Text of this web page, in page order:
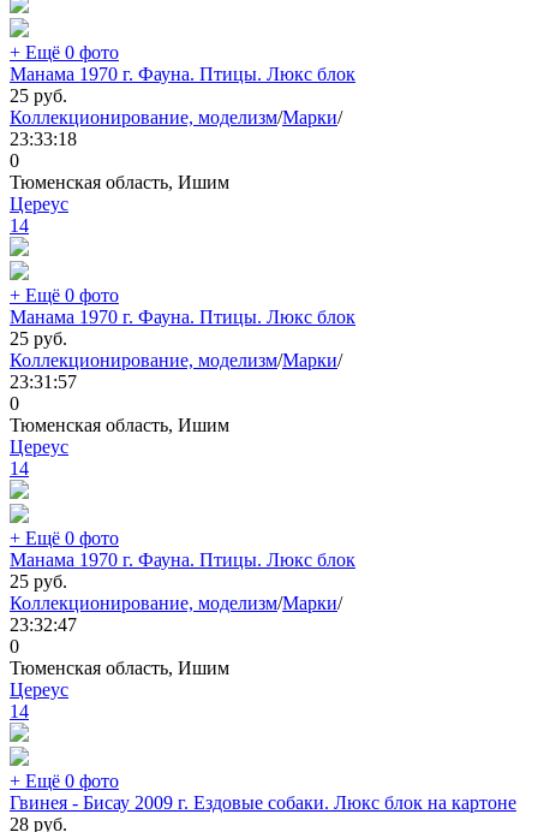
+ Ещё 0 фото
Манама 1970 г. Фауна. Птицы. Люкс блок
25 руб.
Коллекционирование, моделизм/Марки/
23:33:18
0
Тюменская область, Ишим
Цереус
14
+ Ещё 0 фото
Манама 1970 г. Фауна. Птицы. Люкс блок
25 руб.
Коллекционирование, моделизм/Марки/
23:31:57
0
Тюменская область, Ишим
Цереус
14
+ Ещё 0 фото
Манама 1970 г. Фауна. Птицы. Люкс блок
25 руб.
Коллекционирование, моделизм/Марки/
23:32:47
0
Тюменская область, Ишим
Цереус
14
+ Ещё 0 фото
Гвинея - Бисау 2009 г. Ездовые собаки. Люкс блок на картоне
28 руб.